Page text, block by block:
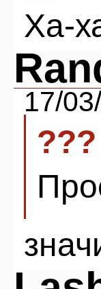
Ха-
17/
???